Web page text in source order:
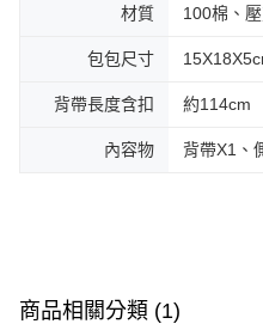
材質 100棉、
包包尺寸
背帶長度含扣 約114cm
內容物 背帶X1、
商品相關分類 (1)